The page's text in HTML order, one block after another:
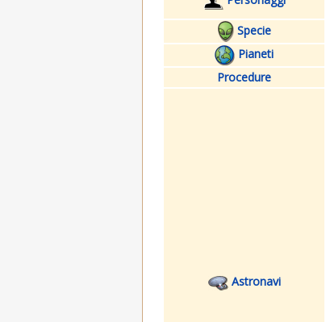
Specie
Pianeti
Procedure
Astronavi